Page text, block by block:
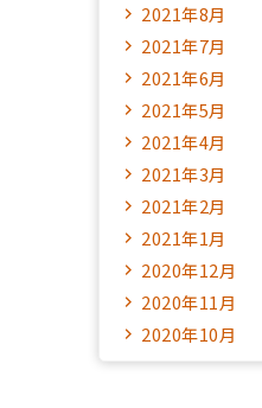
2021年8月
2021年7月
2021年6月
2021年5月
2021年4月
2021年3月
2021年2月
2021年1月
2020年12月
2020年11月
2020年10月